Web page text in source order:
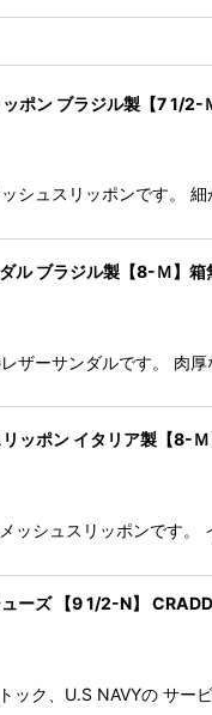
ポン ブラジル製【7 1/2-
ュスリッポンです。
ル ブラジル製【8-Ｍ】箱
ーサンダルです。 肉
ッポン イタリア製【8-Ｍ
シュスリッポンです。
ーズ 【9 1/2-N】
ク、U.S NAVYの サ